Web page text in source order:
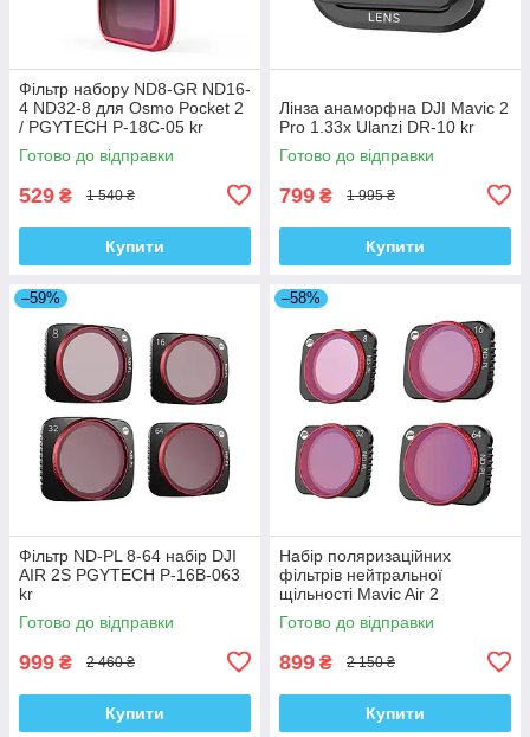
Фільтр набору ND8-GR ND16-
4 ND32-8 для Osmo Pocket 2
/ PGYTECH P-18C-05 kr
Готово до відправки
529 ₴ 1 540 ₴
Купити
Лінза анаморфна DJI Mavic 2
Pro 1.33x Ulanzi DR-10 kr
Готово до відправки
799 ₴ 1 995 ₴
Купити
–59%
Фільтр ND-PL 8-64 набір DJI
AIR 2S PGYTECH P-16B-063
kr
Готово до відправки
999 ₴ 2 460 ₴
Купити
–58%
Набір поляризаційних
фільтрів нейтральної
щільності Mavic Air 2
PGYTECH P-16A-035 kr
Готово до відправки
899 ₴ 2 150 ₴
Купити